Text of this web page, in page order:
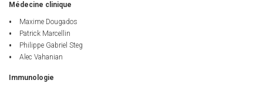
Médecine clinique
Maxime Dougados
Patrick Marcellin
Philippe Gabriel Steg
Alec Vahanian
Immunologie